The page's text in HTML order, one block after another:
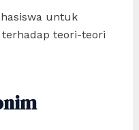
untuk
teori-teori